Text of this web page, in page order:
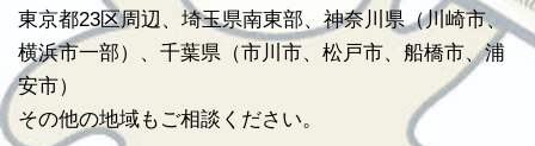
東京都23区周辺、埼玉県南東部、神奈川県（川崎市、
横浜市一部）、千葉県（市川市、松戸市、船橋市、浦
安市）
その他の地域もご相談ください。